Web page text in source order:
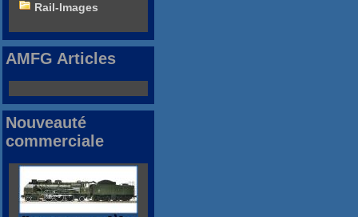
Rail-Images
AMFG Articles
Nouveauté
commerciale